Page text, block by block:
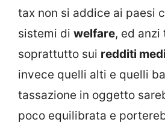
tax non si addice ai paesi
sistemi di welfare, ed anzi
soprattutto sui redditi medi
invece quelli alti e quelli
tassazione in oggetto
poco equilibrata e